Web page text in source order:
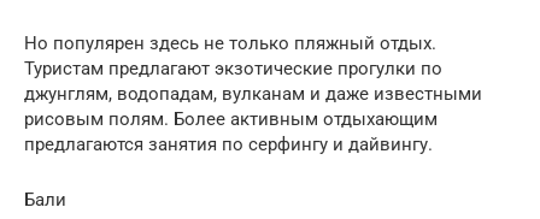
Но популярен здесь не только пляжный отдых.
Туристам предлагают экзотические прогулки по
джунглям, водопадам, вулканам и даже известными
рисовым полям. Более активным отдыхающим
предлагаются занятия по серфингу и дайвингу.
Бали